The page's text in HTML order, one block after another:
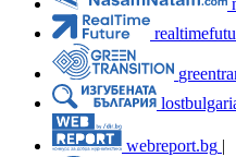
webreport.bg